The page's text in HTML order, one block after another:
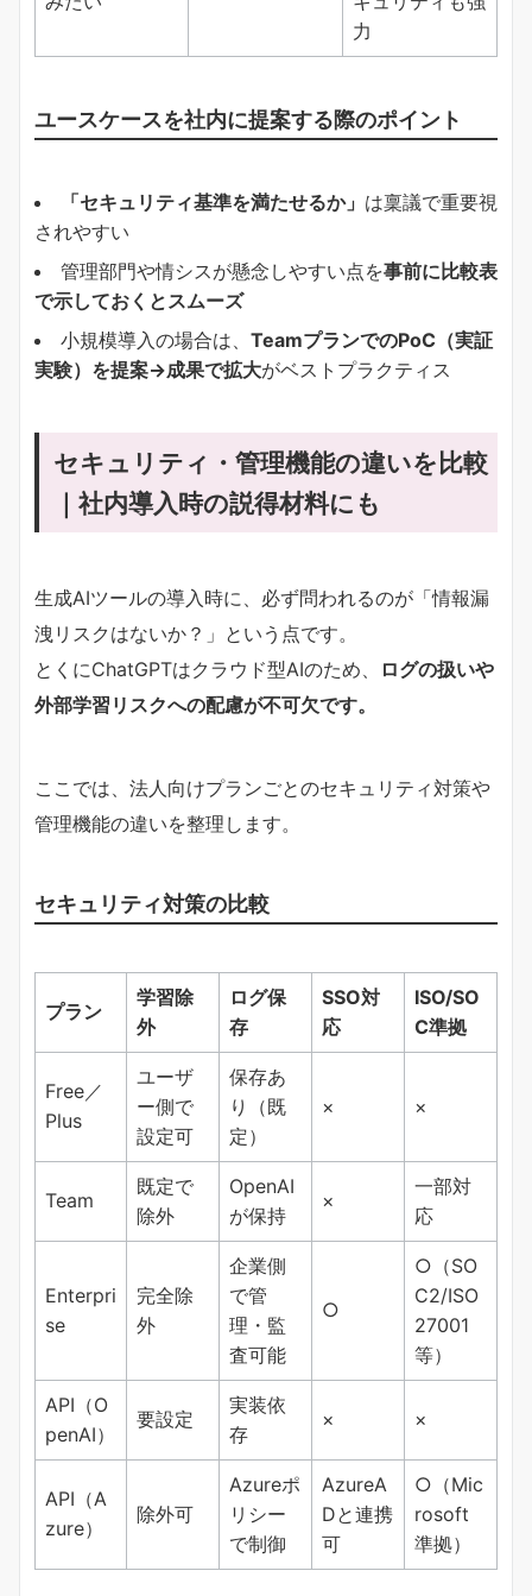
力
ユースケースを社内に提案する際のポイント
「セキュリティ基準を満たせるか」 は稟議で重要視
されやすい
管理部門や情シスが懸念しやすい点を事前に比較表
で示しておくとスムーズ
小規模導入の場合は、 TeamプランでのPoC（実証
実験）を提案→成果で拡大がベストプラクティス
セキュリティ・管理機能の違いを比較
｜社内導入時の説得材料にも
生成AIツールの導入時に、必ず問われるのが「情報漏
洩リスクはないか？」という点です。
とくにChatGPTはクラウド型AIのため、
ログの扱いや
外部学習リスクへの配慮が不可欠です。
ここでは、法人向けプランごとのセキュリティ対策や
管理機能の違いを整理します。
セキュリティ対策の比較
プラン
学習除
外
ログ保
存
SSO対
応
ISO/SO
C準拠
Free／
Plus
ユーザ
ー側で
設定可
保存あ
り（既
定）
× ×
Team
既定で
除外
OpenAI
が保持
×
一部対
応
Enterpri
se
完全除
外
企業側
で管
理・監
査可能
○
○（SO
C2/ISO
27001
等）
API（O
penAI）
要設定
実装依
存
× ×
API（A
zure）
除外可
Azureポ
リシー
で制御
AzureA
Dと連携
可
○（Mic
rosoft
準拠）